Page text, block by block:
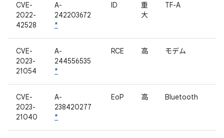
CVE-
2022-
42528
A-
242203672
*
ID
重
大
TF-A
CVE-
2023-
21054
A-
244556535
*
RCE 高 モデム
CVE-
2023-
21040
A-
238420277
*
EoP 高 Bluetooth